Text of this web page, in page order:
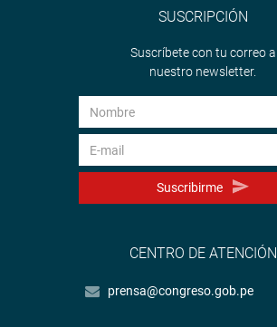
SUSCRIPCIÓN
Suscríbete con tu correo a
nuestro newsletter.
Suscribirme
CENTRO DE ATENCIÓN
prensa@congreso.gob.pe